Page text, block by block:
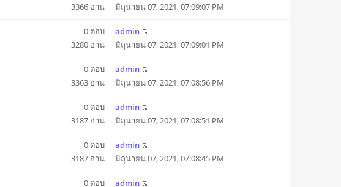
3366 อ่าน
มิถุนายน 07, 2021, 07:09:07 PM
0 ตอบ
3280 อ่าน
admin
มิถุนายน 07, 2021, 07:09:01 PM
0 ตอบ
3363 อ่าน
admin
มิถุนายน 07, 2021, 07:08:56 PM
0 ตอบ
3187 อ่าน
admin
มิถุนายน 07, 2021, 07:08:51 PM
0 ตอบ
3187 อ่าน
admin
มิถุนายน 07, 2021, 07:08:45 PM
0 ตอบ
admin